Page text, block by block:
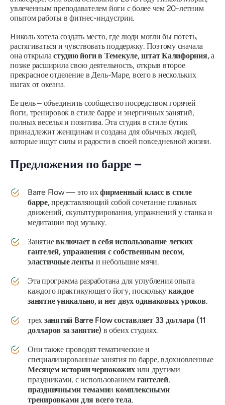
увлеченным преподавателем йоги с более чем 20-летним
опытом работы в фитнес-индустрии.
Николь хотела создать место, где люди могли бы потеть,
растягиваться и чувствовать поддержку. Поэтому сначала
она открыластудию йоги в Темекуле, штат Калифорния,а
позже расширила свою деятельность, открыв второе
прекрасное отделение в Дель-Маре, всего в нескольких
шагах от океана.
Ее цель – объединить сообщество посредством горячей
йоги, тренировок в стиле барре и энергичных занятий,
полных веселья и позитива. Эта студия в стиле бутик
принадлежит женщинам и создана для обычных людей,
которые ищут силы и радости в своей повседневной жизни.
Предложения по барре –
Barre Flow — это ихфирменный класс в стиле
барре,представляющий собой сочетание плавных
движений, скульптурирования, упражнений у станка и
медитации под музыку.
Занятиевключает в себя использование легких
гантелей, упражнения с собственным весом,
эластичные ленты и небольшие мячи.
Эта программа разработана для углубления опыта
каждого практикующего йогу, поскольку каждое
занятие уникально, и нет двух одинаковых уроков.
трех занятий Barre Flow составляет 33 доллара (11
долларов за занятие) в обеих студиях.
Они также проводят тематические и
специализированные занятия по барре, вдохновленные
Месяцем истории чернокожихили другими
праздниками, с использованием гантелей,
праздничными темамии комплексными
тренировками для всего тела.